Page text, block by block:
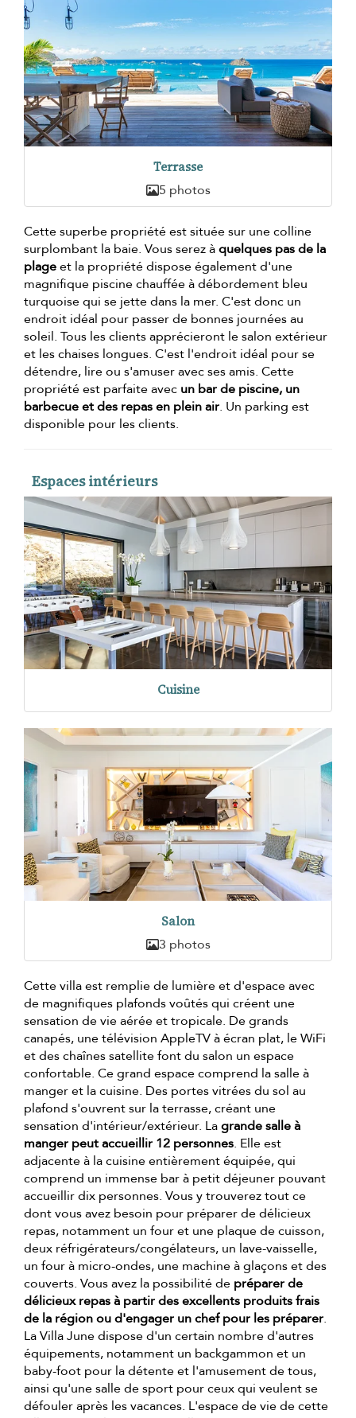
Terrasse
5 photos
Cette superbe propriété est située sur une colline
surplombant la baie. Vous serez àquelques pas de la
plageet la propriété dispose également d'une
magnifique piscine chauffée à débordement bleu
turquoise qui se jette dans la mer. C'est donc un
endroit idéal pour passer de bonnes journées au
soleil. Tous les clients apprécieront le salon extérieur
et les chaises longues. C'est l'endroit idéal pour se
détendre, lire ou s'amuser avec ses amis. Cette
propriété est parfaite avec un bar de piscine, un
barbecue et des repas en plein air. Un parking est
disponible pour les clients.
Espaces intérieurs
Cuisine
Salon
3 photos
Cette villa est remplie de lumière et d'espace avec
de magnifiques plafonds voûtés qui créent une
sensation de vie aérée et tropicale. De grands
canapés, une télévision AppleTV à écran plat, le WiFi
et des chaînes satellite font du salon un espace
confortable. Ce grand espace comprend la salle à
manger et la cuisine. Des portes vitrées du sol au
plafond s'ouvrent sur la terrasse, créant une
sensation d'intérieur/extérieur. Lagrande salle à
manger peut accueillir 12 personnes. Elle est
adjacente à la cuisine entièrement équipée, qui
comprend un immense bar à petit déjeuner pouvant
accueillir dix personnes. Vous y trouverez tout ce
dont vous avez besoin pour préparer de délicieux
repas, notamment un four et une plaque de cuisson,
deux réfrigérateurs/congélateurs, un lave-vaisselle,
un four à micro-ondes, une machine à glaçons et des
couverts. Vous avez la possibilité de préparer de
délicieux repas à partir des excellents produits frais
de la région ou d'engager un chef pour les préparer.
La Villa June dispose d'un certain nombre d'autres
équipements, notamment un backgammon et un
baby-foot pour la détente et l'amusement de tous,
ainsi qu'une salle de sport pour ceux qui veulent se
défouler après les vacances. L'espace de vie de cette